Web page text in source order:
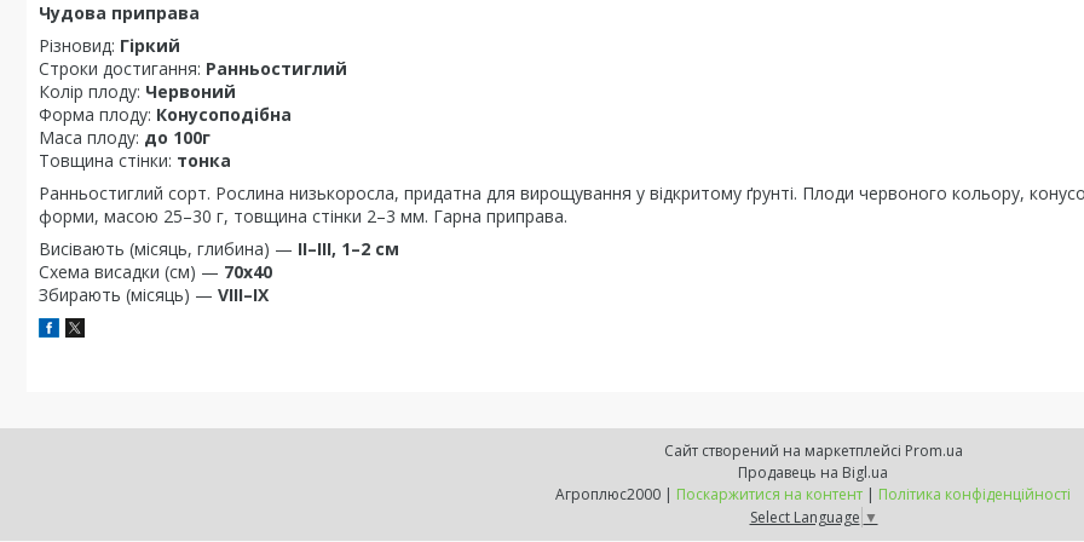
Чудова приправа
Різновид: Гіркий
Строки достигання: Ранньостиглий
Колір плоду: Червоний
Форма плоду: Конусоподібна
Маса плоду: до 100г
Товщина стінки: тонка
Ранньостиглий сорт. Рослина низькоросла, придатна для вирощування у відкритому ґрунті. Плоди червоного кольору,
форми, масою 25–30 г, товщина стінки 2–3 мм. Гарна приправа.
Висівають (місяць, глибина) — II–III, 1–2 см
Схема висадки (см) — 70х40
Збирають (місяць) — VIII–IX
Сайт створений на маркетплейсі Prom.ua
Продавець на Bigl.ua
Агроплюс2000 | Поскаржитися на контент | Політика конфіденційності
Select Language ▼